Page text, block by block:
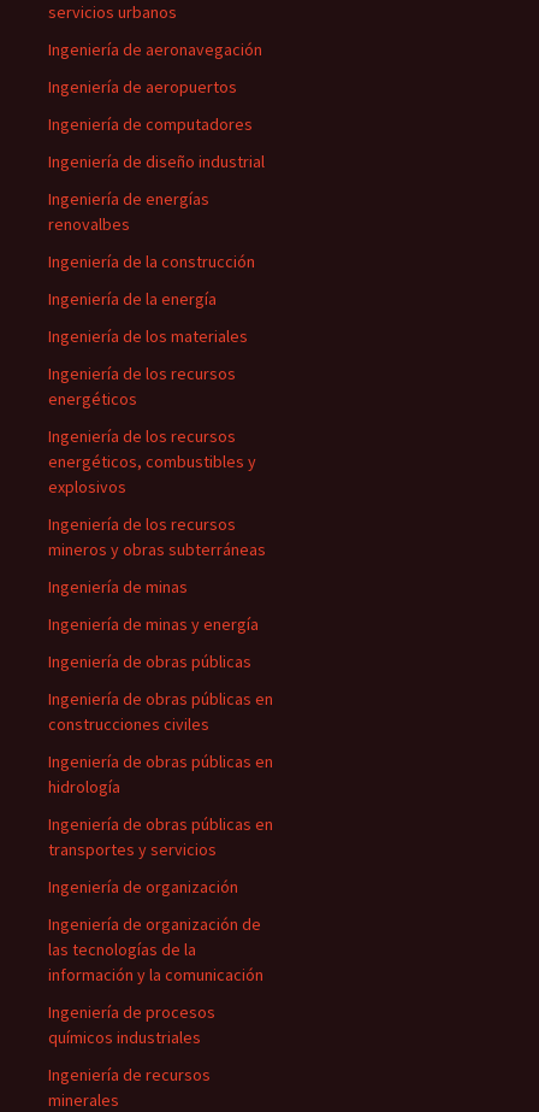
servicios urbanos
Ingeniería de aeronavegación
Ingeniería de aeropuertos
Ingeniería de computadores
Ingeniería de diseño industrial
Ingeniería de energías
renovalbes
Ingeniería de la construcción
Ingeniería de la energía
Ingeniería de los materiales
Ingeniería de los recursos
energéticos
Ingeniería de los recursos
energéticos, combustibles y
explosivos
Ingeniería de los recursos
mineros y obras subterráneas
Ingeniería de minas
Ingeniería de minas y energía
Ingeniería de obras públicas
Ingeniería de obras públicas en
construcciones civiles
Ingeniería de obras públicas en
hidrología
Ingeniería de obras públicas en
transportes y servicios
Ingeniería de organización
Ingeniería de organización de
las tecnologías de la
información y la comunicación
Ingeniería de procesos
químicos industriales
Ingeniería de recursos
minerales